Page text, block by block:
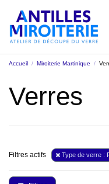
Accueil Miroiterie Martinique
Verres
Filtres actifs Type de verre :